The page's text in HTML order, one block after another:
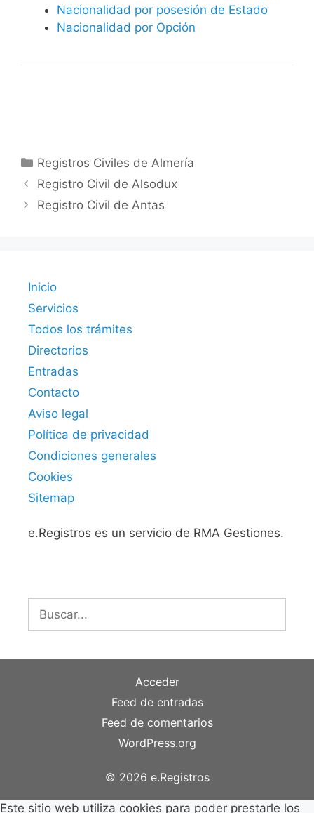
Nacionalidad por posesión de Estado
Nacionalidad por Opción
Categorías
Registros Civiles de Almería
Registro Civil de Alsodux
Registro Civil de Antas
Inicio
Servicios
Todos los trámites
Directorios
Entradas
Contacto
Aviso legal
Política de privacidad
Condiciones generales
Cookies
Sitemap
e.Registros es un servicio de RMA Gestiones.
Buscar:
Acceder
Feed de entradas
Feed de comentarios
WordPress.org
© 2026 e.Registros
Este sitio web utiliza cookies para poder prestarle los